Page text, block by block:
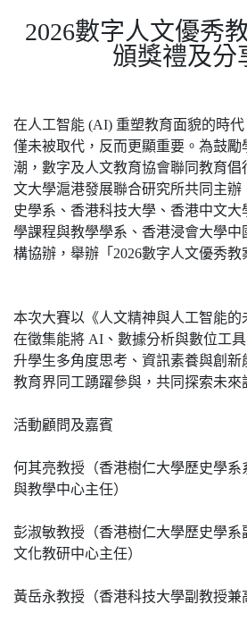
2026數字人文優秀
頒獎禮及分
在人工智能 (AI) 重塑教育面貌的時
僅未被取代，反而更顯重要。為鼓勵
潮，數字及人文教育協會聯同教育倡
文大學滬港發展聯合研究所共同主辦
史學系、香港科技大學、香港中文
學課程與教學學系、香港浸會大學中
構協辦，舉辦「 2026數字人文優秀教
本次大賽以《人文精神與人工智能的
在徵集能將 AI 、數據分析與數位工
升學生多角度思考、資訊素養與創
教育界同工踴躍參與，共同探索未來
活動顧問及嘉賓
何其亮教授（香港樹仁大學歷史學系
與教學中心主任）
彭淑敏教授（香港樹仁大學歷史學系
文化教研中心主任）
黃岳永教授（香港科技大學副教授兼